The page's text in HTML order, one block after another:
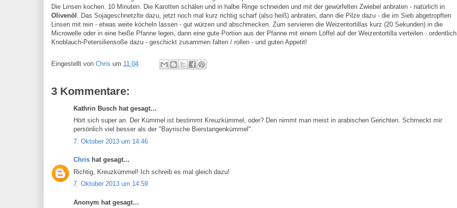
Die Linsen kochen. 10 Minuten. Die Karotten schälen und in halbe Ringe schneiden und mit der gewürfelten Zwiebel anbraten - natürlich in
Olivenöl
. Das Sojageschnetzlte dazu, jetzt noch mal kurz richtig scharf (also heiß) anbraten, dann die Pilze dazu - die im Sieb abgetropften
Linsen mit rein - etwas weite köcheln lassen - gut würzen und abschmecken. Zum servieren die Weizentortillas kurz (20 Sekunden) in die
Microwelle oder in eine heiße Pfanne legen, dann eine gute Portion aus der Pfanne mit einem Löffel auf der Weizentortilla verteilen - ordentlich
Knoblauch-Petersiliensoße dazu - geschickt zusammen falten / rollen - und guten Appetit!
Eingestellt von Chris um 11:04
3 Kommentare:
Kathrin Busch hat gesagt…
Hört sich super an. Der Kümmel ist bestimmt Kreuzkümmel, oder? Den nimmt man meist in arabischen Gerichten. Schmeckt mir
persönlich viel besser als der "Bayrische Bierstangenkümmel".
7. Oktober 2013 um 14:46
Chris hat gesagt…
Richtig, Kreuzkümmel! Ich schreib es mal gleich dazu!
7. Oktober 2013 um 14:59
Anonym hat gesagt…